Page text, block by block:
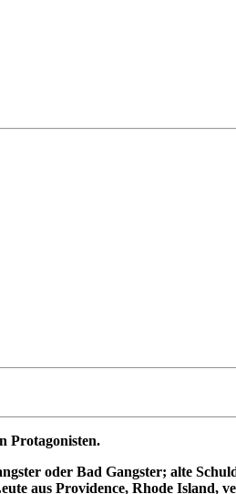
Protagonisten.
oder Bad Gangster; alte
aus Providence, Rhode Island,